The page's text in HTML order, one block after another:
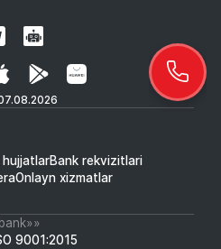
Bank rekvizitlari
Onlayn xizmatlar
9001:2015